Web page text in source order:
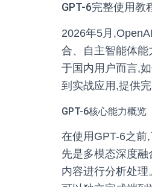
GPT-6完整使用教
2026年5月
合、自主智能体
于国内用户而言,
到实战应用,提供
GPT-6核心能力概览
在使用GPT-6之前
先是多模态深度
内容进行分析处